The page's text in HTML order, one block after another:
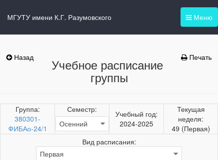
Меню
МГУТУ имени К.Г. Разумовского
Назад Печать
Учебное расписание
группы
Группа:
380301-
ФИБАо-24/1
Семестр:
Учебный год:
2024-2025
Текущая
неделя:
49 (Первая)
Вид расписания: